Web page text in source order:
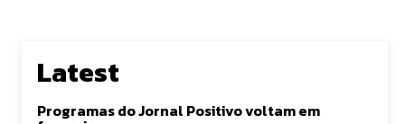
Latest
Programas do Jornal Positivo voltam em